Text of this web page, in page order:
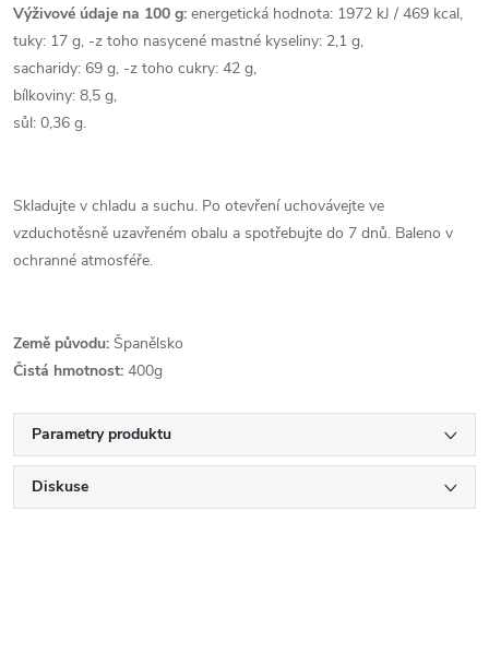
Výživové údaje na 100 g: energetická hodnota: 1972 kJ / 469 kcal,
tuky: 17 g, -z toho nasycené mastné kyseliny: 2,1 g,
sacharidy: 69 g, -z toho cukry: 42 g,
bílkoviny: 8,5 g,
sůl: 0,36 g.
Skladujte v chladu a suchu. Po otevření uchovávejte ve
vzduchotěsně uzavřeném obalu a spotřebujte do 7 dnů. Baleno v
ochranné atmosféře.
Země původu: Španělsko
Čistá hmotnost: 400g
Parametry produktu
Diskuse